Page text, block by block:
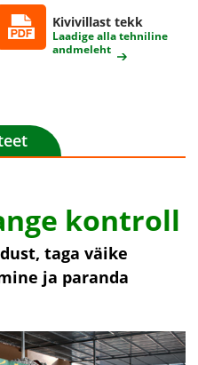
Kivivillast tekk
Laadige alla tehniline
andmeleht
kontroll
taga väike
ja paranda